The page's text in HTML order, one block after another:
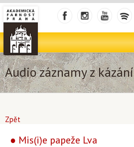
Audio záznamy z
Zpět
● Mis(i)e papeže Lva